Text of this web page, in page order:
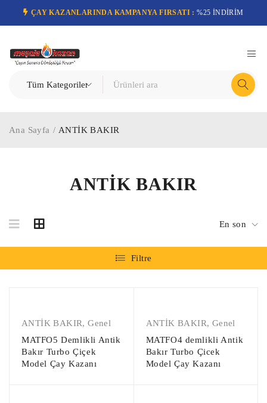
ÇAY KAZANLARINDA KAMPANYA FIRSATI : %25 İNDİRİM
ANTİK BAKIR
Ana Sayfa / ANTİK BAKIR
En son
Filtre
ANTİK BAKIR,Genel
MATFO5 Demlikli Antik
Bakır Turbo Çiçek
Model Çay Kazanı
ANTİK BAKIR, Genel
MATFO4 demlikli Antik
Bakır Turbo Çicek
Model Çay Kazanı